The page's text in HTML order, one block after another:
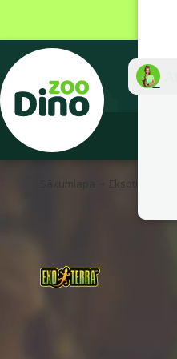
Sākumlapa Eksotiskajiem